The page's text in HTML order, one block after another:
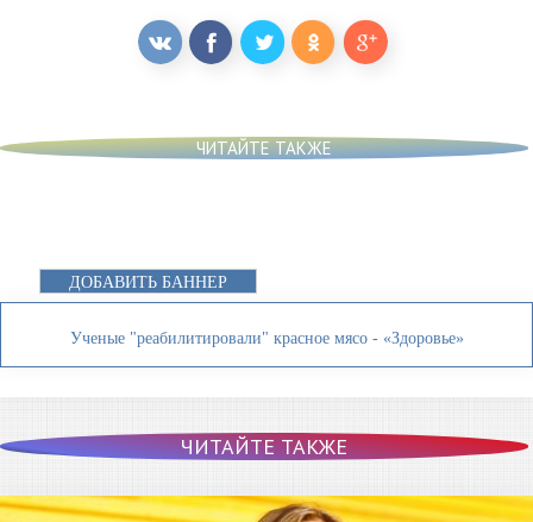
ЧИТАЙТЕ ТАКЖЕ
ДОБАВИТЬ БАННЕР
Ученые "реабилитировали" красное мясо - «Здоровье»
ЧИТАЙТЕ ТАКЖЕ